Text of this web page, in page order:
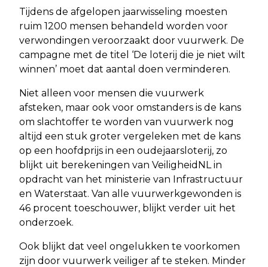
Tijdens de afgelopen jaarwisseling moesten
ruim 1200 mensen behandeld worden voor
verwondingen veroorzaakt door vuurwerk. De
campagne met de titel ‘De loterij die je niet wilt
winnen’ moet dat aantal doen verminderen.
Niet alleen voor mensen die vuurwerk
afsteken, maar ook voor omstanders is de kans
om slachtoffer te worden van vuurwerk nog
altijd een stuk groter vergeleken met de kans
op een hoofdprijs in een oudejaarsloterij, zo
blijkt uit berekeningen van VeiligheidNL in
opdracht van het ministerie van Infrastructuur
en Waterstaat. Van alle vuurwerkgewonden is
46 procent toeschouwer, blijkt verder uit het
onderzoek.
Ook blijkt dat veel ongelukken te voorkomen
zijn door vuurwerk veiliger af te steken. Minder